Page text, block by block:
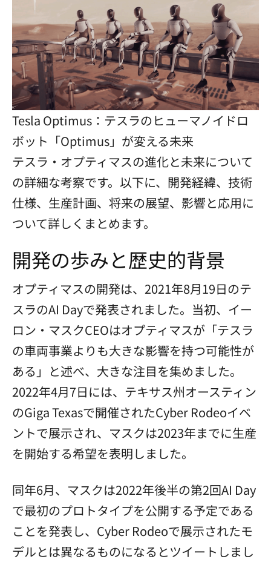
Tesla Optimus：テスラのヒューマノイドロ
ボット「Optimus」が変える未来
テスラ・オプティマスの進化と未来について
の詳細な考察です。以下に、開発経緯、技術
仕様、生産計画、将来の展望、影響と応用に
ついて詳しくまとめます。
開発の歩みと歴史的背景
オプティマスの開発は、2021年8月19日のテ
スラのAI Dayで発表されました。当初、イー
ロン・マスクCEOはオプティマスが「テスラ
の車両事業よりも大きな影響を持つ可能性が
ある」と述べ、大きな注目を集めました。
2022年4月7日には、テキサス州オースティン
のGiga Texasで開催されたCyber Rodeoイベ
ントで展示され、マスクは2023年までに生産
を開始する希望を表明しました。
同年6月、マスクは2022年後半の第2回AI Day
で最初のプロトタイプを公開する予定である
ことを発表し、Cyber Rodeoで展示されたモ
デルとは異なるものになるとツイートしまし